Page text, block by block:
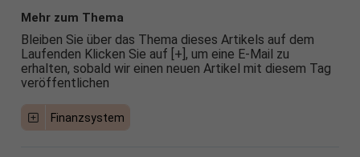
Mehr zum Thema
Bleiben Sie über das Thema dieses Artikels auf dem
Laufenden Klicken Sie auf [+], um eine E-Mail zu
erhalten, sobald wir einen neuen Artikel mit diesem Tag
veröffentlichen
Finanzsystem